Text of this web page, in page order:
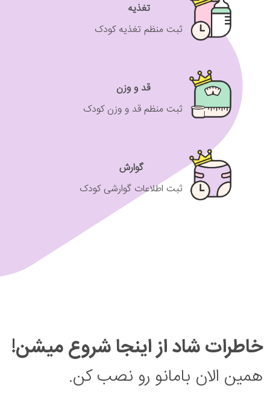
تغذیه
ثبت منظم تغذیه کودک
قد و وزن
ثبت منظم قد و وزن کودک
گوارش
ثبت اطلاعات گوارشی کودک
خاطرات شاد از اینجا شروع میشن!
همین الان بامانو رو نصب کن.